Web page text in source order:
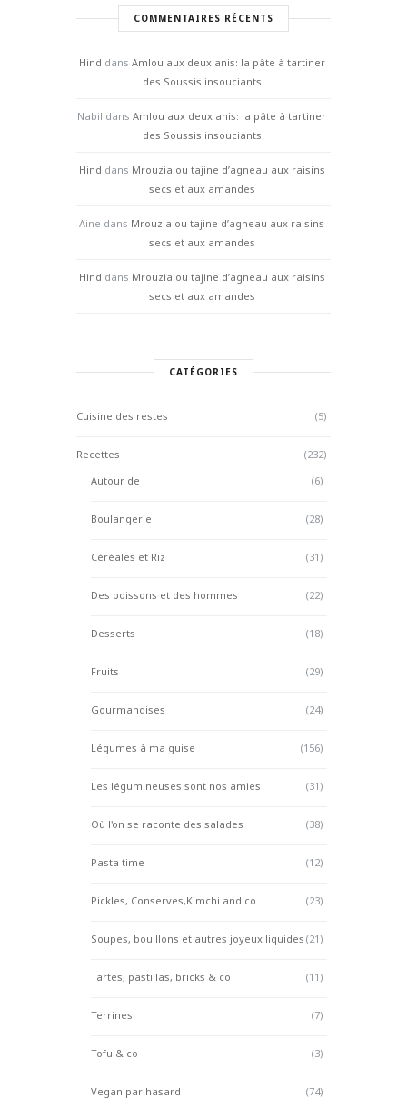
COMMENTAIRES RÉCENTS
Hind dans Amlou aux deux anis: la pâte à tartiner
des Soussis insouciants
Nabil dans Amlou aux deux anis: la pâte à tartiner
des Soussis insouciants
Hind dans Mrouzia ou tajine d’agneau aux raisins
secs et aux amandes
Aine dans Mrouzia ou tajine d’agneau aux raisins
secs et aux amandes
Hind dans Mrouzia ou tajine d’agneau aux raisins
secs et aux amandes
CATÉGORIES
Cuisine des restes (5)
Recettes
(232)
Autour de
(6)
Boulangerie (28)
Céréales et Riz (31)
Des poissons et des hommes (22)
Desserts (18)
Fruits (29)
Gourmandises (24)
Légumes à ma guise (156)
Les légumineuses sont nos amies (31)
Où l'on se raconte des salades (38)
Pasta time (12)
Pickles, Conserves,Kimchi and co (23)
Soupes, bouillons et autres joyeux liquides (21)
Tartes, pastillas, bricks & co (11)
Terrines (7)
Tofu & co (3)
Vegan par hasard (74)